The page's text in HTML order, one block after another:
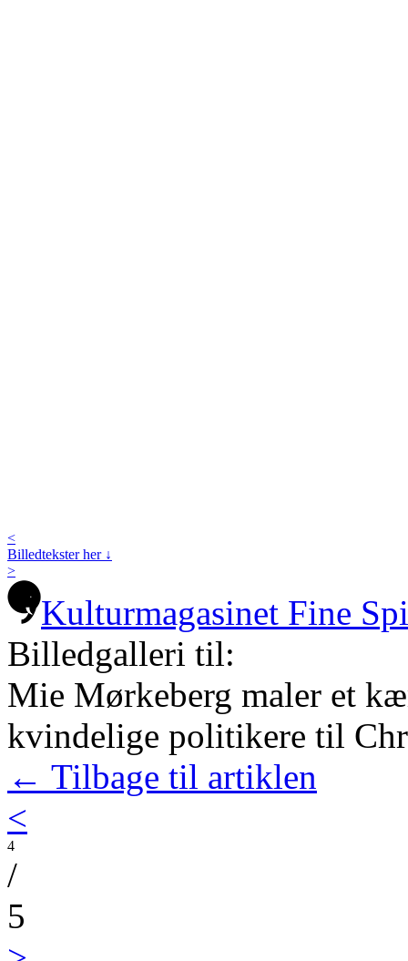
<
Billedtekster her ↓
>
Kulturmagasinet Fine
Billedgalleri til:
Mie Mørkeberg maler et
kvindelige politikere til
← Tilbage til artiklen
<
4
/
5